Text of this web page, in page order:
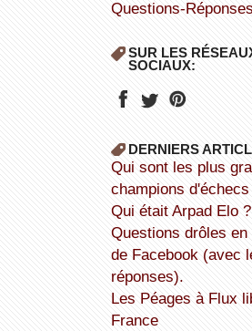
Questions-Réponses
SUR LES
SOCIAUX:
DERNIERS
Qui sont les plus grands
champions
Qui était Arpad Elo ?
Questions drôles en direct
de Facebook (avec
réponses).
Les Péages à Flux libre en
France